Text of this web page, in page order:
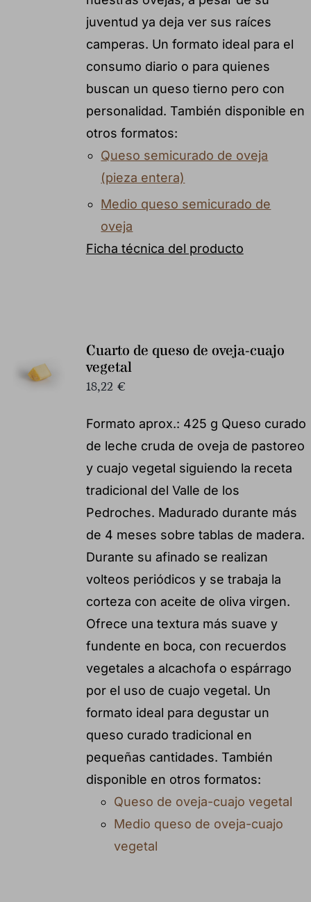
juventud ya deja ver sus raíces
camperas. Un formato ideal para el
consumo diario o para quienes
buscan un queso tierno pero con
personalidad. También disponible en
otros formatos:
Queso semicurado de oveja
(pieza entera)
Medio queso semicurado de
oveja
Ficha técnica del producto
Cuarto de queso de oveja-cuajo
vegetal
18,22 €
Formato aprox.: 425 g Queso curado
de leche cruda de oveja de pastoreo
y cuajo vegetal siguiendo la receta
tradicional del Valle de los
Pedroches. Madurado durante más
de 4 meses sobre tablas de madera.
Durante su afinado se realizan
volteos periódicos y se trabaja la
corteza con aceite de oliva virgen.
Ofrece una textura más suave y
fundente en boca, con recuerdos
vegetales a alcachofa o espárrago
por el uso de cuajo vegetal. Un
formato ideal para degustar un
queso curado tradicional en
pequeñas cantidades. También
disponible en otros formatos:
Queso de oveja-cuajo vegetal
Medio queso de oveja-cuajo
vegetal